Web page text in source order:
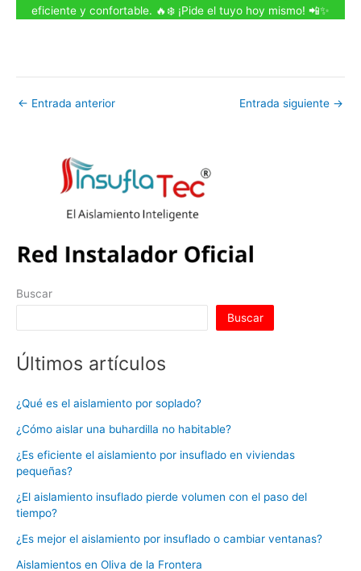
eficiente y confortable. 🔥❄️ ¡Pide el tuyo hoy mismo! 📲✨
← Entrada anterior Entrada siguiente →
Buscar
Buscar
Últimos artículos
¿Qué es el aislamiento por soplado?
¿Cómo aislar una buhardilla no habitable?
¿Es eficiente el aislamiento por insuflado en viviendas
pequeñas?
¿El aislamiento insuflado pierde volumen con el paso del
tiempo?
¿Es mejor el aislamiento por insuflado o cambiar ventanas?
Aislamientos en Oliva de la Frontera